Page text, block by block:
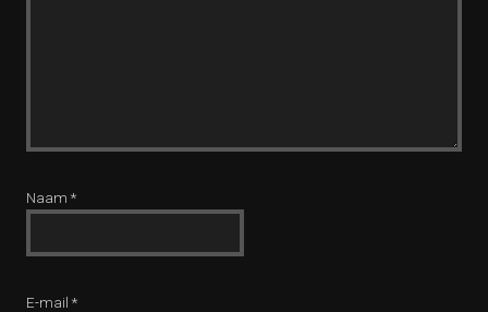
Naam *
E-mail *